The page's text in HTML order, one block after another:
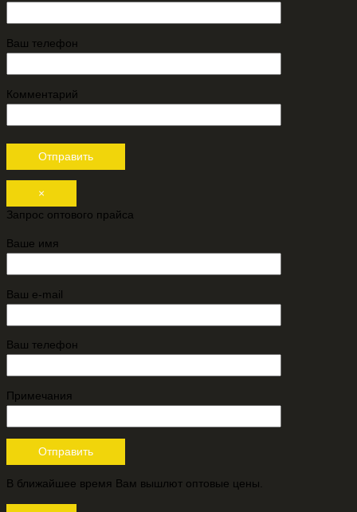
Ваш телефон
Комментарий
×
Запрос оптового прайса
Ваше имя
Ваш e-mail
Ваш телефон
Примечания
В ближайшее время Вам вышлют оптовые цены.